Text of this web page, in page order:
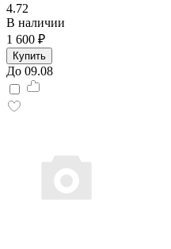
4.72
В наличии
1 600 ₽
Купить
До 09.08